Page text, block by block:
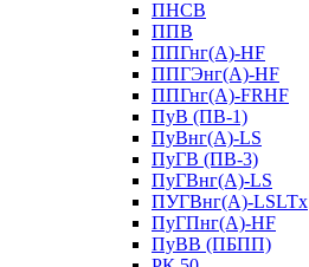
ПНСВ
ППВ
ППГнг(А)-HF
ППГЭнг(А)-HF
ППГнг(А)-FRHF
ПуВ (ПВ-1)
ПуВнг(А)-LS
ПуГВ (ПВ-3)
ПуГВнг(А)-LS
ПУГВнг(А)-LSLTx
ПуГПнг(А)-HF
ПуВВ (ПБПП)